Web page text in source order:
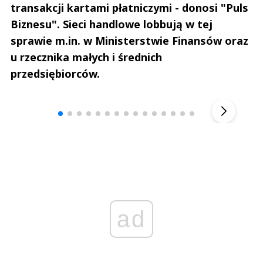
transakcji kartami płatniczymi - donosi "Puls
Biznesu". Sieci handlowe lobbują w tej
sprawie m.in. w Ministerstwie Finansów oraz
u rzecznika małych i średnich
przedsiębiorców.
ad